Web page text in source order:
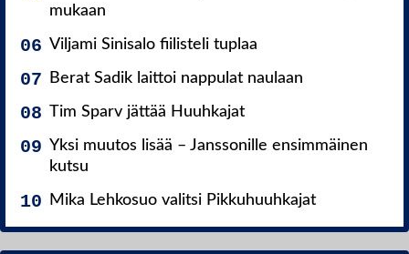
mukaan
Viljami Sinisalo fiilisteli tuplaa
Berat Sadik laittoi nappulat naulaan
Tim Sparv jättää Huuhkajat
Yksi muutos lisää – Janssonille ensimmäinen
kutsu
Mika Lehkosuo valitsi Pikkuhuuhkajat